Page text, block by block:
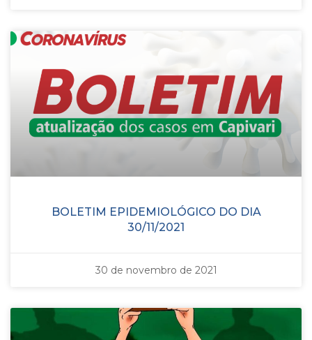
BOLETIM EPIDEMIOLÓGICO DO DIA
30/11/2021
30 de novembro de 2021